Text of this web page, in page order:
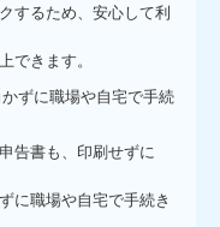
するため、安心して利
できます。
告書も、印刷せずに
に職場や自宅で手続き